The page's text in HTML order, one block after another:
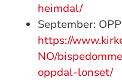
heimdal/
September:
https://
NO/
oppdal-lonset/